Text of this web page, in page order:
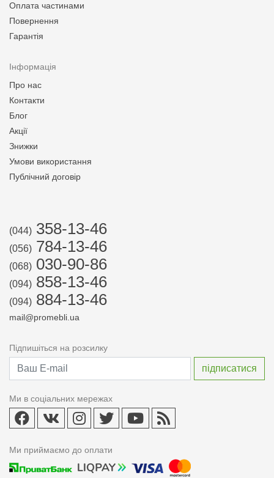
Оплата частинами
Повернення
Гарантія
Інформація
Про нас
Контакти
Блог
Акції
Знижки
Умови використання
Публічний договір
(044) 358-13-46
(056) 784-13-46
(068) 030-90-86
(094) 858-13-46
(094) 884-13-46
mail@promebli.ua
Підпишіться на розсилку
Ми в соціальних мережах
Ми приймаємо до оплати